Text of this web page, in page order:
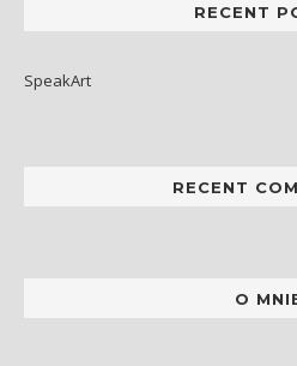
RECENT
SpeakArt
RECENT
O